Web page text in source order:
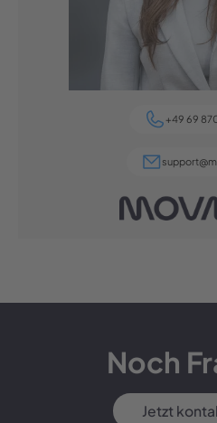
+49 69
Noch
Jetzt